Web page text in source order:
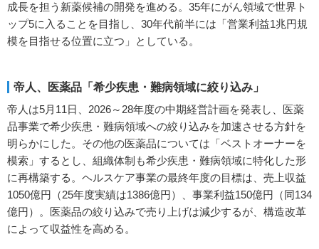
成長を担う新薬候補の開発を進める。35年にがん領域で世界ト
ップ5に入ることを目指し、30年代前半には「営業利益1兆円規
模を目指せる位置に立つ」としている。
帝人、医薬品「希少疾患・難病領域に絞り込み」
帝人は5月11日、2026～28年度の中期経営計画を発表し、医薬
品事業で希少疾患・難病領域への絞り込みを加速させる方針を
明らかにした。その他の医薬品については「ベストオーナーを
模索」するとし、組織体制も希少疾患・難病領域に特化した形
に再構築する。ヘルスケア事業の最終年度の目標は、売上収益
1050億円（25年度実績は1386億円）、事業利益150億円（同134
億円）。医薬品の絞り込みで売り上げは減少するが、構造改革
によって収益性を高める。